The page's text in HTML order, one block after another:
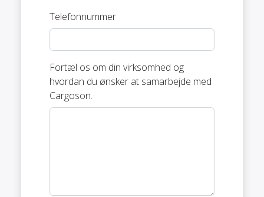
Telefonnummer
Fortæl os om din virksomhed og
hvordan du ønsker at samarbejde med
Cargoson.